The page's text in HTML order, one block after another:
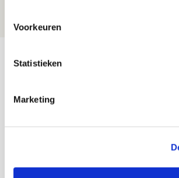
Voorkeuren
Statistieken
Marketing
Selectiedag
SEP